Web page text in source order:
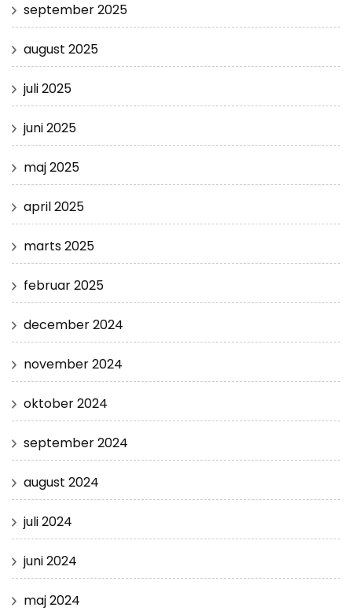
september 2025
august 2025
juli 2025
juni 2025
maj 2025
april 2025
marts 2025
februar 2025
december 2024
november 2024
oktober 2024
september 2024
august 2024
juli 2024
juni 2024
maj 2024